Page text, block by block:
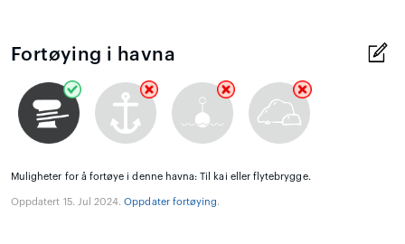
Fortøying i havna
Muligheter for å fortøye i denne havna: Til kai eller flytebrygge.
Oppdatert 15. Jul 2024.Oppdater fortøying.